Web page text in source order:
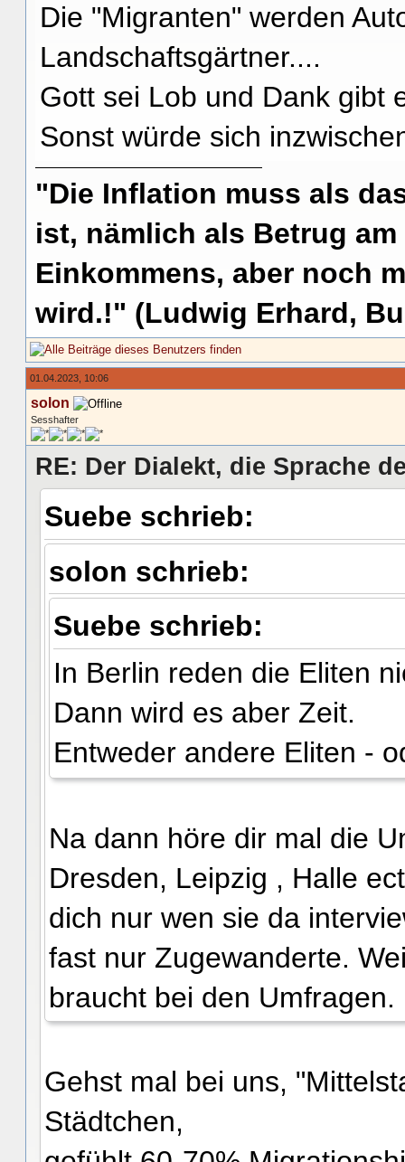
Die "Migranten" werden
Landschaftsgärtner....
Gott sei Lob und Dank gibt
Sonst würde sich
"Die Inflation muss als
ist, nämlich als Betrug
Einkommens, aber noch
wird.!" (Ludwig Erhard,
01.04.2023, 10:06
solon
Sesshafter
RE: Der Dialekt, die Sprache
Suebe schrieb:
solon schrieb:
Suebe schrieb:
In Berlin reden die Eliten
Dann wird es aber Zeit.
Entweder andere Eliten -
Na dann höre dir mal die
Dresden, Leipzig , Halle
dich nur wen sie da
fast nur Zugewanderte.
braucht bei den Umfragen.
Gehst mal bei uns,
Städtchen,